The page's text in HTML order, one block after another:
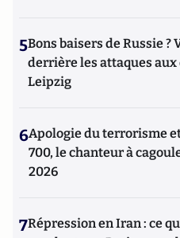
5Bons baisers de Russie ?
derrière les attaques
Leipzig
6Apologie du terrorisme
700, le chanteur à
2026
7Répression en Iran : ce